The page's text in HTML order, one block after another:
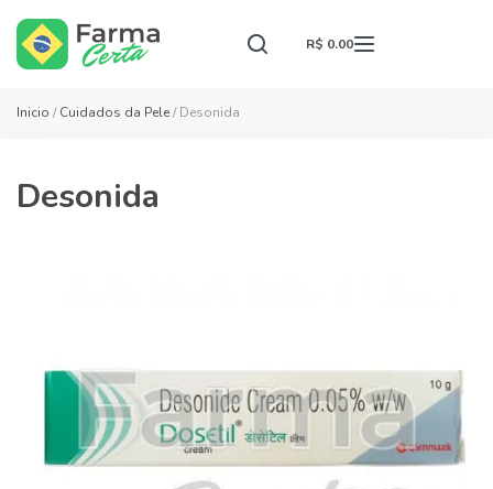
R$ 0.00
Inicio /Cuidados da Pele/ Desonida
Desonida